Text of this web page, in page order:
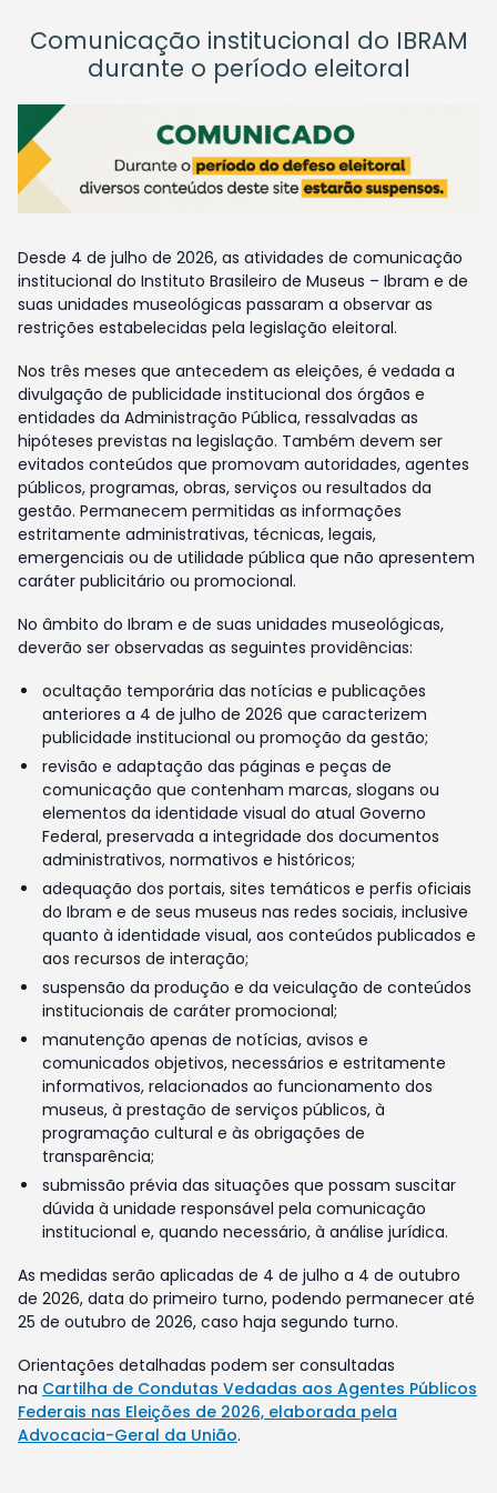
Comunicação institucional do IBRAM
durante o período eleitoral
Desde 4 de julho de 2026, as atividades de comunicação
institucional do Instituto Brasileiro de Museus – Ibram e de
suas unidades museológicas passaram a observar as
restrições estabelecidas pela legislação eleitoral.
Nos três meses que antecedem as eleições, é vedada a
divulgação de publicidade institucional dos órgãos e
entidades da Administração Pública, ressalvadas as
hipóteses previstas na legislação. Também devem ser
evitados conteúdos que promovam autoridades, agentes
públicos, programas, obras, serviços ou resultados da
gestão. Permanecem permitidas as informações
estritamente administrativas, técnicas, legais,
emergenciais ou de utilidade pública que não apresentem
caráter publicitário ou promocional.
No âmbito do Ibram e de suas unidades museológicas,
deverão ser observadas as seguintes providências:
ocultação temporária das notícias e publicações
anteriores a 4 de julho de 2026 que caracterizem
publicidade institucional ou promoção da gestão;
revisão e adaptação das páginas e peças de
comunicação que contenham marcas, slogans ou
elementos da identidade visual do atual Governo
Federal, preservada a integridade dos documentos
administrativos, normativos e históricos;
adequação dos portais, sites temáticos e perfis oficiais
do Ibram e de seus museus nas redes sociais, inclusive
quanto à identidade visual, aos conteúdos publicados e
aos recursos de interação;
suspensão da produção e da veiculação de conteúdos
institucionais de caráter promocional;
manutenção apenas de notícias, avisos e
comunicados objetivos, necessários e estritamente
informativos, relacionados ao funcionamento dos
museus, à prestação de serviços públicos, à
programação cultural e às obrigações de
transparência;
submissão prévia das situações que possam suscitar
dúvida à unidade responsável pela comunicação
institucional e, quando necessário, à análise jurídica.
As medidas serão aplicadas de 4 de julho a 4 de outubro
de 2026, data do primeiro turno, podendo permanecer até
25 de outubro de 2026, caso haja segundo turno.
Orientações detalhadas podem ser consultadas
na Cartilha de Condutas Vedadas aos Agentes Públicos
Federais nas Eleições de 2026, elaborada pela
Advocacia-Geral da União.